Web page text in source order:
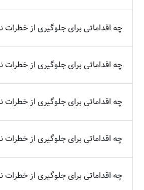
چه اقداماتی برای جلوگیری از خطرات
چه اقداماتی برای جلوگیری از خطرات
چه اقداماتی برای جلوگیری از خطرات
چه اقداماتی برای جلوگیری از خطرات
چه اقداماتی برای جلوگیری از خطرات